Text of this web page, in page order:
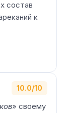
состав
к
10.0/10
» своему